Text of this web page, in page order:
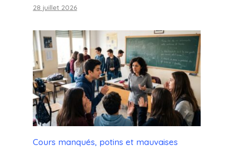
28 juillet 2026
Cours manqués, potins et mauvaises